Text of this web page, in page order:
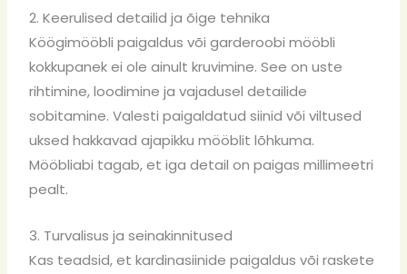
2. Keerulised detailid ja õige tehnika
Köögimööbli paigaldus või garderoobi mööbli
kokkupanek ei ole ainult kruvimine. See on uste
rihtimine, loodimine ja vajadusel detailide
sobitamine. Valesti paigaldatud siinid või viltused
uksed hakkavad ajapikku mööblit lõhkuma.
Mööbliabi tagab, et iga detail on paigas millimeetri
pealt.
3. Turvalisus ja seinakinnitused
Kas teadsid, etkardinasiinide paigaldus või raskete